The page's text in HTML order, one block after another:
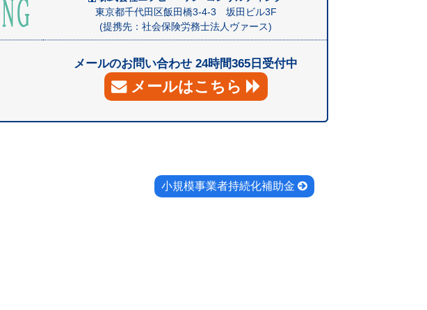
東京都千代田区飯田橋3-4-3 坂田ビル3F
(提携先：社会保険労務士法人ヴァース)
メールのお問い合わせ 24時間365日受付中
メールはこちら
小規模事業者持続化補助金